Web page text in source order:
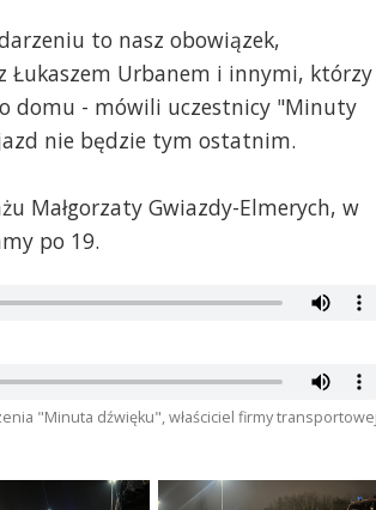
to nasz obowiązek,
Łukaszem Urbanem i innymi, którzy
domu - mówili uczestnicy "Minuty
nie będzie tym ostatnim.
Małgorzaty Gwiazdy-Elmerych, w
po 19.
"Minuta dźwięku", właściciel firmy transportowej